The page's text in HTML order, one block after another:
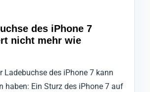
des iPhone 7
nicht mehr wie
Ladebuchse des iPhone 7 kann
haben: Ein Sturz des iPhone 7 auf